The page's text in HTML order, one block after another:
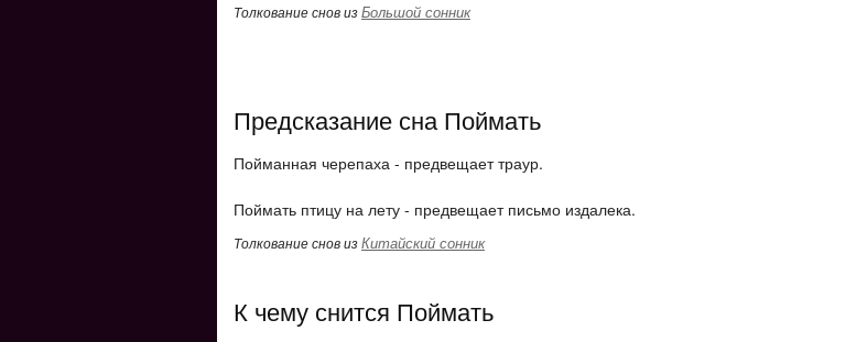
Толкование снов изБольшой сонник
Предсказание сна Поймать
Пойманная черепаха - предвещает траур.
Поймать птицу на лету - предвещает письмо издалека.
Толкование снов изКитайский сонник
К чему снится Поймать